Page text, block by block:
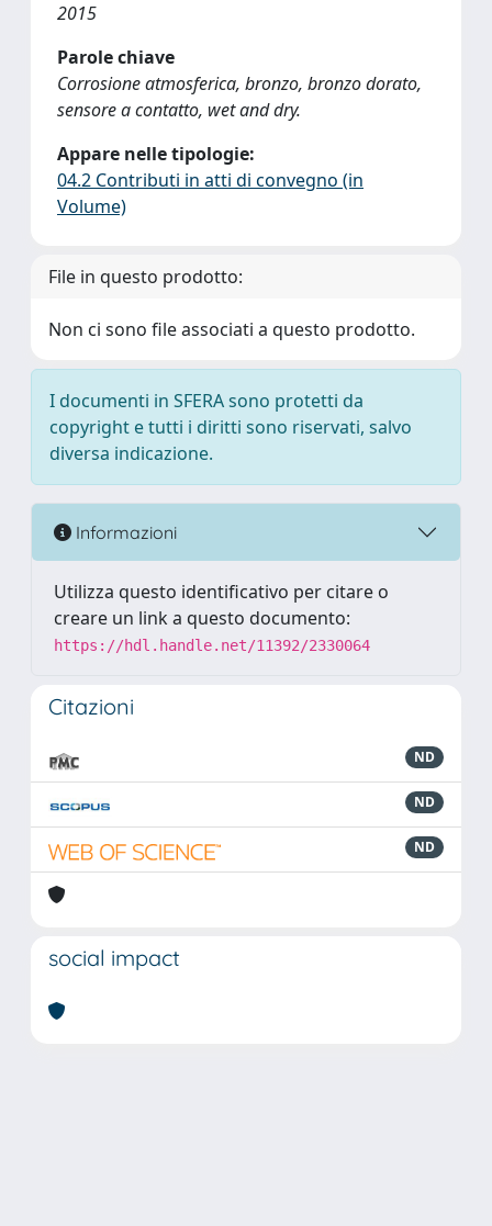
2015
Parole chiave
Corrosione atmosferica, bronzo, bronzo dorato,
sensore a contatto, wet and dry.
Appare nelle tipologie:
04.2 Contributi in atti di convegno (in
Volume)
File in questo prodotto:
Non ci sono file associati a questo prodotto.
I documenti in SFERA sono protetti da
copyright e tutti i diritti sono riservati, salvo
diversa indicazione.
Informazioni
Utilizza questo identificativo per citare o
creare un link a questo documento:
https://hdl.handle.net/11392/2330064
Citazioni
ND
ND
ND
social impact